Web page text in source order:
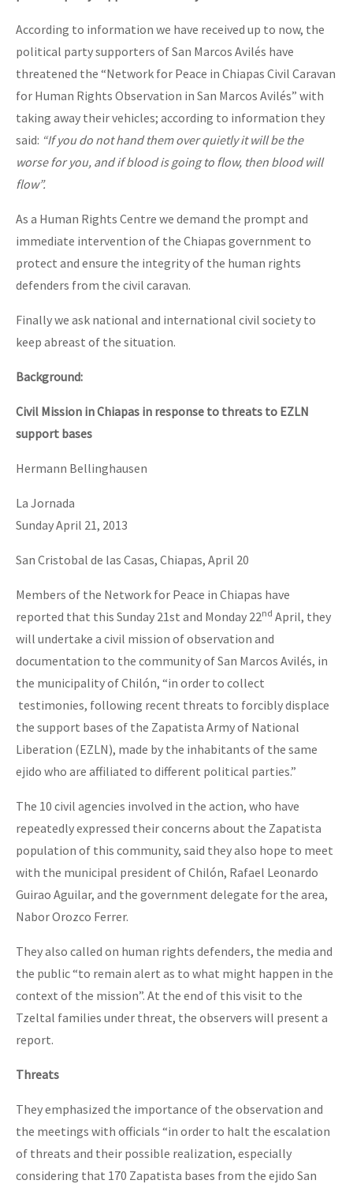
According to information we have received up to now, the
political party supporters of San Marcos Avilés have
threatened the “Network for Peace in Chiapas Civil Caravan
for Human Rights Observation in San Marcos Avilés” with
taking away their vehicles; according to information they
said: “If you do not hand them over quietly it will be the
worse for you, and if blood is going to flow, then blood will
flow”.
As a Human Rights Centre we demand the prompt and
immediate intervention of the Chiapas government to
protect and ensure the integrity of the human rights
defenders from the civil caravan.
Finally we ask national and international civil society to
keep abreast of the situation.
Background:
Civil Mission in Chiapas in response to threats to EZLN
support bases
Hermann Bellinghausen
La Jornada
Sunday April 21, 2013
San Cristobal de las Casas, Chiapas, April 20
Members of the Network for Peace in Chiapas have
reported that this Sunday 21st and Monday 22nd April, they
will undertake a civil mission of observation and
documentation to the community of San Marcos Avilés, in
the municipality of Chilón, “in order to collect
testimonies, following recent threats to forcibly displace
the support bases of the Zapatista Army of National
Liberation (EZLN), made by the inhabitants of the same
ejido who are affiliated to different political parties.”
The 10 civil agencies involved in the action, who have
repeatedly expressed their concerns about the Zapatista
population of this community, said they also hope to meet
with the municipal president of Chilón, Rafael Leonardo
Guirao Aguilar, and the government delegate for the area,
Nabor Orozco Ferrer.
They also called on human rights defenders, the media and
the public “to remain alert as to what might happen in the
context of the mission”. At the end of this visit to the
Tzeltal families under threat, the observers will present a
report.
Threats
They emphasized the importance of the observation and
the meetings with officials “in order to halt the escalation
of threats and their possible realization, especially
considering that 170 Zapatista bases from the ejido San